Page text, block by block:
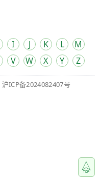
I J K L
M
V W X Y Z
沪ICP备2024082407号